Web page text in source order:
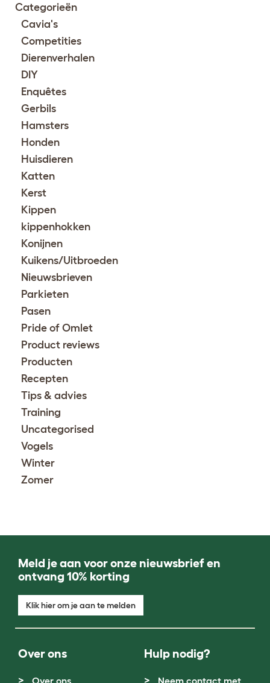
Categorieën
Cavia's
Competities
Dierenverhalen
DIY
Enquêtes
Gerbils
Hamsters
Honden
Huisdieren
Katten
Kerst
Kippen
kippenhokken
Konijnen
Kuikens/Uitbroeden
Nieuwsbrieven
Parkieten
Pasen
Pride of Omlet
Product reviews
Producten
Recepten
Tips & advies
Training
Uncategorised
Vogels
Winter
Zomer
Meld je aan voor onze nieuwsbrief en
ontvang 10% korting
Klik hier om je aan te melden
Over ons
Over ons
Hulp nodig?
Neem contact met